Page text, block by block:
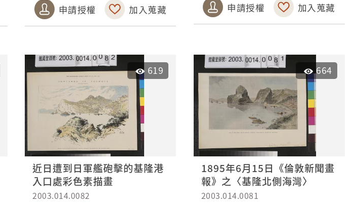
申請授權 加入蒐藏 申請授權 加入蒐藏
619
近日遭到日軍艦砲擊的基隆港
入口處彩色素描畫
2003.014.0082
664
1895年6月15日《倫敦新聞畫
報》之〈基隆北側海灣〉
2003.014.0081